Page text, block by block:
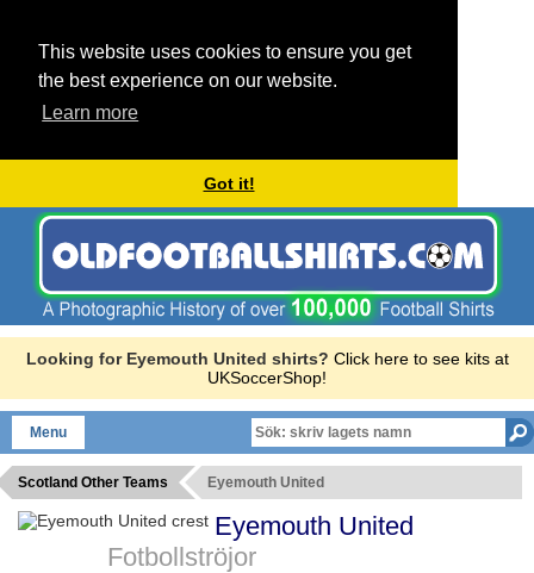
This website uses cookies to ensure you get
the best experience on our website.
Learn more
Got it!
Looking for Eyemouth United shirts? Click here to see kits at
UKSoccerShop!
Menu
Scotland Other Teams Eyemouth United
Eyemouth United
Fotbollströjor